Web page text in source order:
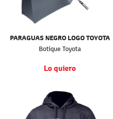
PARAGUAS NEGRO LOGO TOYOTA
Botique Toyota
Lo quiero